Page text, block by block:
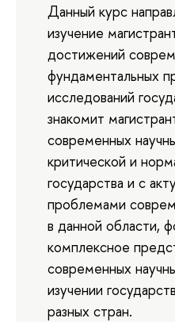
Данный курс
изучение
достижений
фундаментальных
исследований
знакомит
современных
критической и
государства и с
проблемами
в данной области,
комплексное
современных
изучении
разных стран.